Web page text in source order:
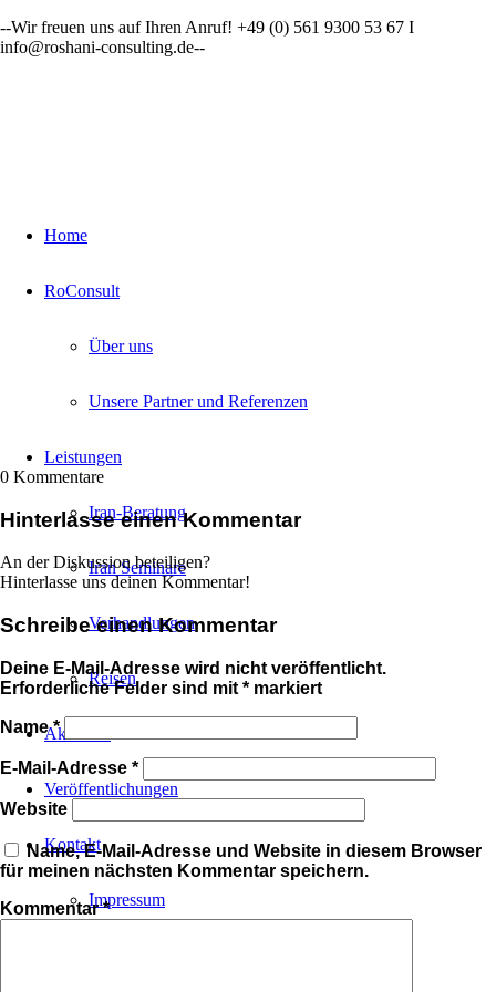
--Wir freuen uns auf Ihren Anruf! +49 (0) 561 9300 53 67 I
info@roshani-consulting.de--
Home
RoConsult
Über uns
Unsere Partner und Referenzen
Leistungen
Iran-Beratung
Iran Seminare
Verhandlungen
Reisen
Aktuelles
Veröffentlichungen
Kontakt
Impressum
0 Kommentare
Hinterlasse einen Kommentar
An der Diskussion beteiligen?
Hinterlasse uns deinen Kommentar!
Schreibe einen Kommentar
Deine E-Mail-Adresse wird nicht veröffentlicht.
Erforderliche Felder sind mit*markiert
Name*
E-Mail-Adresse *
Website
Name, E-Mail-Adresse und Website in diesem Browser
für meinen nächsten Kommentar speichern.
Kommentar*